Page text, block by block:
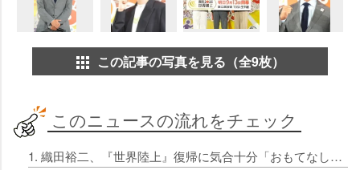
この記事の写真を見る（全9枚）
このニュースの流れをチェック
1. 織田裕二、『世界陸上』復帰に気合十分「おもてなししないと」 “裕二コール”と大歓声に照れ笑い